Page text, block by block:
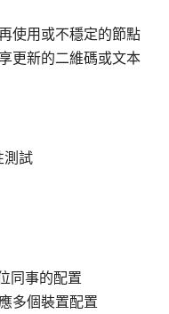
使用或不穩定的節點
更新的二維碼或文本
測試
同事的配置
多個裝置配置